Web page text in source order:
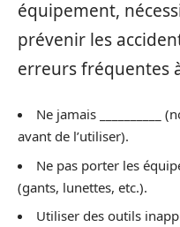
équipement,
prévenir les
erreurs fréquentes
Ne jamais __________
avant de l’utiliser).
Ne pas porter les
(gants, lunettes, etc.).
Utiliser des outils